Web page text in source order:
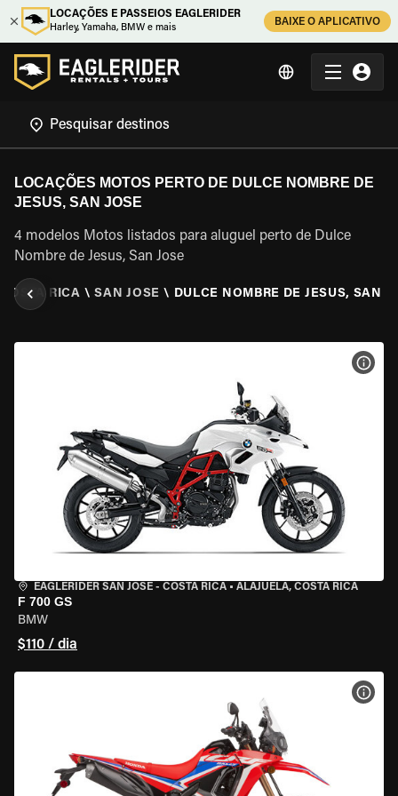
LOCAÇÕES E PASSEIOS EAGLERIDER
Harley, Yamaha, BMW e mais
BAIXE O APLICATIVO
LOCAÇÕES MOTOS PERTO DE DULCE NOMBRE DE
JESUS, SAN JOSE
4 modelos Motos listados para aluguel perto de Dulce
Nombre de Jesus, San Jose
COSTA RICA \ SAN JOSE \ DULCE NOMBRE DE JESUS, SAN
EAGLERIDER SAN JOSE - COSTA RICA • ALAJUELA, COSTA RICA
F 700 GS
BMW
$110 / dia
VER
VER